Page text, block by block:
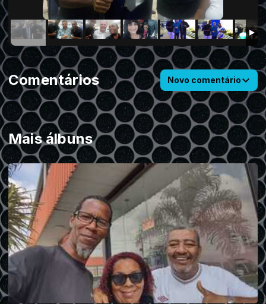
Mais álbuns
Comentários Novo comentário